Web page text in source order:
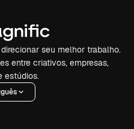
seu melhor trabalho.
entre criativos, empresas,
estúdios.